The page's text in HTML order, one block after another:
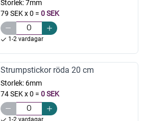
Storlek:7mm
79 SEK x 0 = 0 SEK
1-2 vardagar
Strumpstickor röda 20 cm
Storlek: 6mm
74 SEK x 0 = 0 SEK
1-2 vardagar